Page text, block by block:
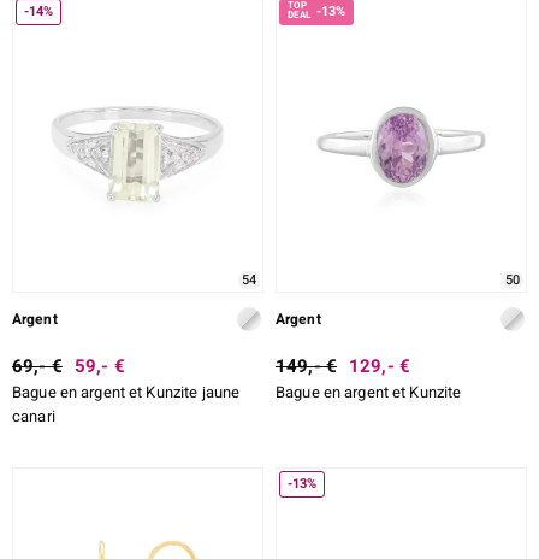
-14%
54
Argent
69,- € 59,- €
Bague en argent et Kunzite jaune
canari
-13%
50
Argent
149,- € 129,- €
Bague en argent et Kunzite
-13%